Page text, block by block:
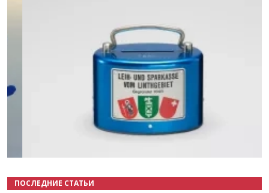
ПОСЛЕДНИЕ СТАТЬИ